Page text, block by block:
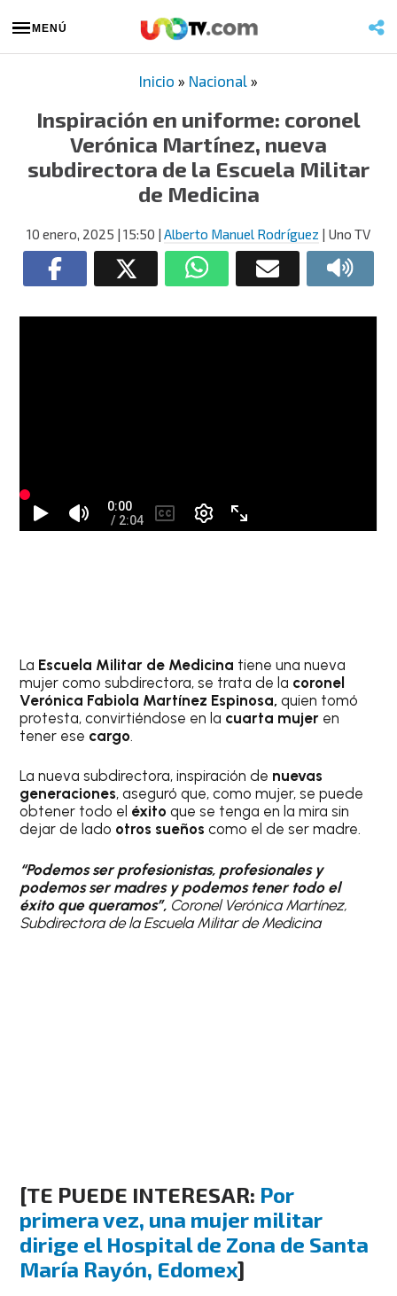
MENÚ
Inicio » Nacional »
Inspiración en uniforme: coronel
Verónica Martínez, nueva
subdirectora de la Escuela Militar
de Medicina
10 enero, 2025 | 15:50 | Alberto Manuel Rodríguez | Uno TV
La Escuela Militar de Medicina tiene una nueva
mujer como subdirectora, se trata de la coronel
Verónica Fabiola Martínez Espinosa, quien tomó
protesta, convirtiéndose en la cuarta mujer en
tener ese cargo.
La nueva subdirectora, inspiración de nuevas
generaciones, aseguró que, como mujer, se puede
obtener todo el éxitoque se tenga en la mira sin
dejar de lado otros sueñoscomo el de ser madre.
“Podemos ser profesionistas, profesionales y
podemos ser madres y podemos tener todo el
éxito que queramos”, Coronel Verónica Martínez,
Subdirectora de la Escuela Militar de Medicina
[TE PUEDE INTERESAR: Por
primera vez, una mujer militar
dirige el Hospital de Zona de Santa
María Rayón, Edomex]